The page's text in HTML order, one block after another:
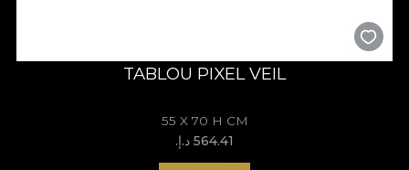
TABLOU PIXEL VEIL
55 X 70 H CM
564.41 د.إ.‏